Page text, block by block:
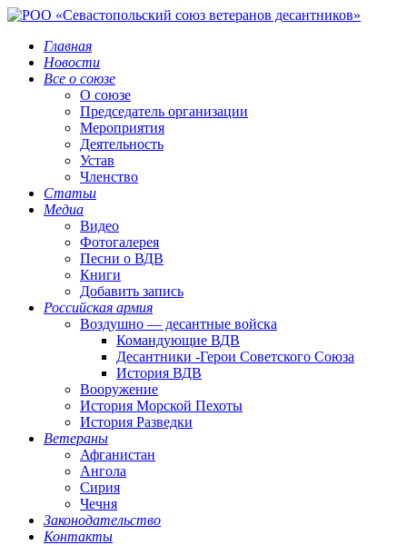
Главная
Новости
Все о союзе
О союзе
Председатель организации
Мероприятия
Деятельность
Устав
Членство
Статьи
Медиа
Видео
Фотогалерея
Песни о ВДВ
Книги
Добавить запись
Российская армия
Воздушно — десантные войска
Командующие ВДВ
Десантники -Герои Советского Союза
История ВДВ
Вооружение
История Морской Пехоты
История Разведки
Ветераны
Афганистан
Ангола
Сирия
Чечня
Законодательство
Контакты